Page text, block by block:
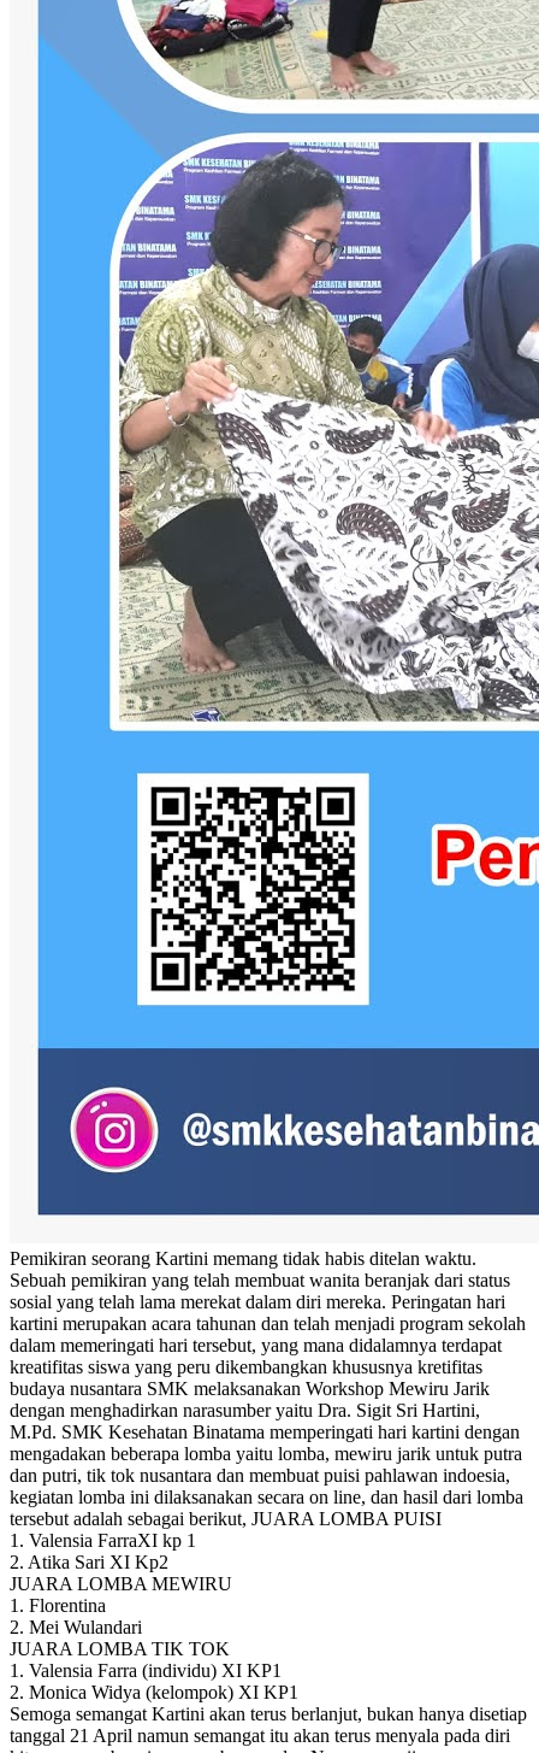
Pemikiran seorang Kartini memang tidak habis ditelan waktu.
Sebuah pemikiran yang telah membuat wanita beranjak dari status
sosial yang telah lama merekat dalam diri mereka. Peringatan hari
kartini merupakan acara tahunan dan telah menjadi program sekolah
dalam memeringati hari tersebut, yang mana didalamnya terdapat
kreatifitas siswa yang peru dikembangkan khususnya kretifitas
budaya nusantara SMK melaksanakan Workshop Mewiru Jarik
dengan menghadirkan narasumber yaitu Dra. Sigit Sri Hartini,
M.Pd. SMK Kesehatan Binatama memperingati hari kartini dengan
mengadakan beberapa lomba yaitu lomba, mewiru jarik untuk putra
dan putri, tik tok nusantara dan membuat puisi pahlawan indoesia,
kegiatan lomba ini dilaksanakan secara on line, dan hasil dari lomba
tersebut adalah sebagai berikut, JUARA LOMBA PUISI
1. Valensia FarraXI kp 1
2. Atika Sari XI Kp2
JUARA LOMBA MEWIRU
1. Florentina
2. Mei Wulandari
JUARA LOMBA TIK TOK
1. Valensia Farra (individu) XI KP1
2. Monica Widya (kelompok) XI KP1
Semoga semangat Kartini akan terus berlanjut, bukan hanya disetiap
tanggal 21 April namun semangat itu akan terus menyala pada diri